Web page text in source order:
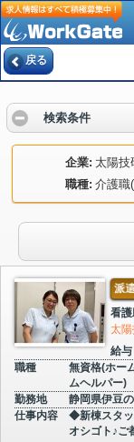
戻る
検索条件
企業 太陽技
職種 介護職
派
看
太
給与
職種
無資格(ホー
ムヘルパー)
勤務地
静岡県伊豆
仕事内容
◆新棟スタッ
オシゴト♪ご